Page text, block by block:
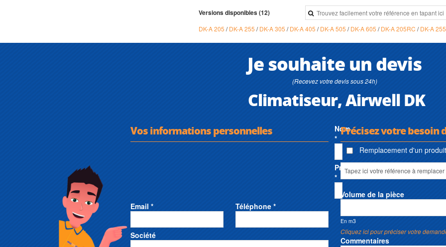
Versions disponibles (12)
DK-A 205 /DK-A 255 /DK-A 305 /DK-A 405 /DK-A 505 /DK-A 605 /DK-A 205RC /DK-A
Je souhaite un devis
(Recevez votre devis sous 24h)
Climatiseur, Airwell DK
Vos informations personnelles
Nom
*
Prénom
*
Email * Téléphone *
Société
Précisez votre besoin
Remplacement d'un
Volume de la pièce
En m3
Cliquez ici pour préciser votre
Commentaires